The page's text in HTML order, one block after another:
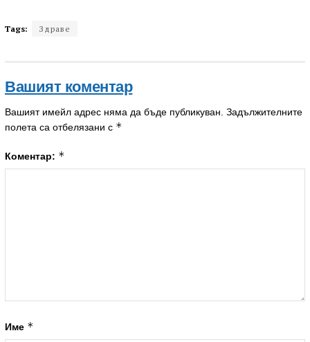
Tags: Здраве
Вашият коментар
Вашият имейл адрес няма да бъде публикуван. Задължителните
полета са отбелязани с *
Коментар: *
Име *